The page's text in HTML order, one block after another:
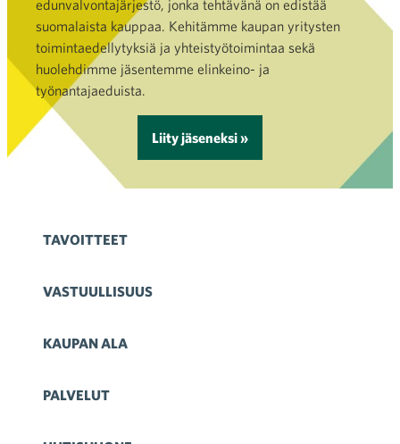
edunvalvontajärjestö, jonka tehtävänä on edistää
suomalaista kauppaa. Kehitämme kaupan yritysten
toimintaedellytyksiä ja yhteistyötoimintaa sekä
huolehdimme jäsentemme elinkeino- ja
työnantajaeduista.
Liity jäseneksi »
TAVOITTEET
VASTUULLISUUS
KAUPAN ALA
PALVELUT